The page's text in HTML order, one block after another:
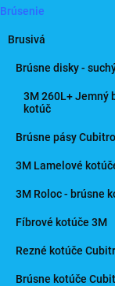
Brúsenie
Brusivá
Brúsne disky -
3M 260L+ Jemný
kotúč
Brúsne pásy
3M Lamelové
3M Roloc - brúsne
Fíbrové kotúče 3M
Rezné kotúče
Brúsne kotúče